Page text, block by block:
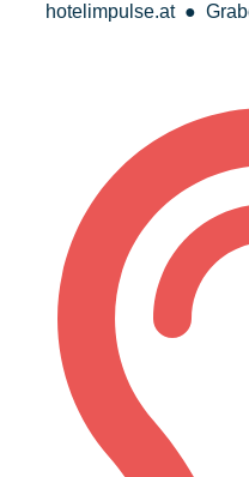
hotelimpulse.at ●